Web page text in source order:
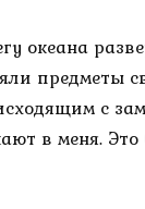
океана
предметы
с
в меня.